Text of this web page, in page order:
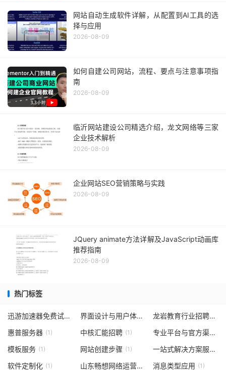
网站自动生成软件详解，从配置到AI工具的选
择与应用
2026-08-09
如何自建公司网站，流程、要点与注意事项指
南
2026-08-09
临沂网站建设公司精选介绍，龙文网络等三家
企业技术解析
2026-08-09
企业网站SEO营销策略与实践
2026-08-09
JQuery animate方法详解及JavaScript动画库
推荐指南
2026-08-09
热门标签
迅游加速器免费试用攻略 (1) 界面设计与用户体验优化 (1) 龙岩教育行业招聘
(1)
惠普服务器 (1) 中核汇能招聘 (1)
专业平台与官方渠道推荐
模板服务 (1) 网站创建步骤 (1) 一站式解决方案服务
软件定制化 (1) 山东畅想网络运营有限公司可靠互联网企业 消息类型应用 (1)